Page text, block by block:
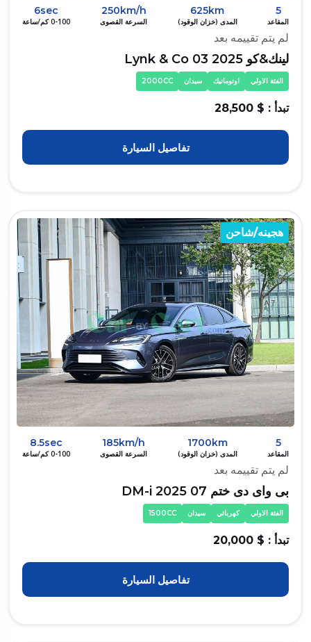
5
المقاعد
625km
المدى (خزان الوقود)
250km/h
السرعة القصوى
6sec
0-100 كم/ساعة
لم يتم تقييمه بعد
لينك&كو Lynk & Co 03 2025
الفئة الاولي اوتوماتيك سيدان 2000CC
تبدأ : $ 28,500
تفاصيل السيارة
هجينه/شاحن
5
المقاعد
1700km
المدى (خزان الوقود)
185km/h
السرعة القصوى
8.5sec
0-100 كم/ساعة
لم يتم تقييمه بعد
بى واى دى ختم 07 DM-i 2025
الفئة الاولي كهربائي سيدان 1500CC
تبدأ : $ 20,000
تفاصيل السيارة